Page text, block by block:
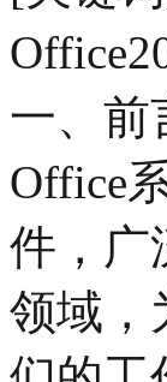
一、前
Office
件，广
领域，